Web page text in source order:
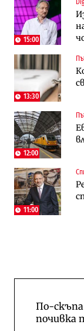
15:00
13:30
12:00
11:00
По-
почивка